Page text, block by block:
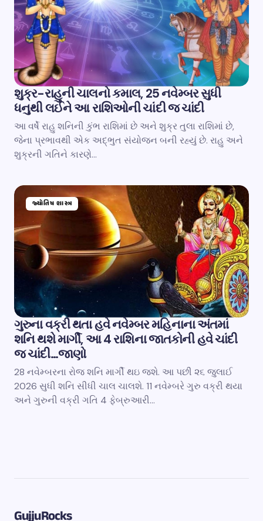
શુક્ર-રાહુની ચાલનો કમાલ, 25 નવેમ્બર સુધી
ધનુથી લઈને આ રાશિઓની ચાંદી જ ચાંદી
આ વર્ષે રાહુ શનિની કુંભ રાશિમાં છે અને શુક્ર તુલા રાશિમાં છે,
જેના પ્રભાવથી એક અદ્ભુત સંયોજન બની રહ્યું છે. રાહુ અને
શુક્રની ગતિને કારણે…
જ્યોતિષ શાસ્ત્ર
ગુરુના વક્રી થતા હવે નવેમ્બર મહિનાના અંતમાં
શનિ થશે માર્ગી, આ 4 રાશિના જાતકોની હવે ચાંદી
જ ચાંદી…જાણો
28 નવેમ્બરના રોજ શનિ માર્ગી થઇ જશે. આ પછી ૨૬ જુલાઈ
2026 સુધી શનિ સીધી ચાલ ચાલશે. 11 નવેમ્બરે ગુરુ વક્રી થયા
અને ગુરુની વક્રી ગતિ 4 ફેબ્રુઆરી…
GujjuRocks